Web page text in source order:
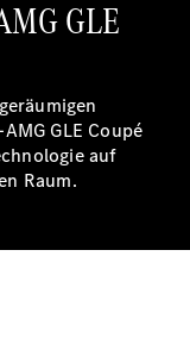
GLE
GLE Coupé
auf
Raum.